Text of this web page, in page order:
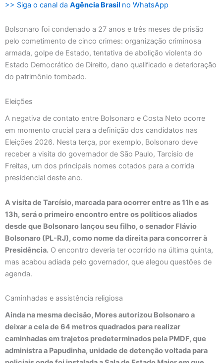
>> Siga o canal da Agência Brasil no WhatsApp
Bolsonaro foi condenado a 27 anos e três meses de prisão
pelo cometimento de cinco crimes: organização criminosa
armada, golpe de Estado, tentativa de abolição violenta do
Estado Democrático de Direito, dano qualificado e deterioração
do patrimônio tombado.
Eleições
A negativa de contato entre Bolsonaro e Costa Neto ocorre
em momento crucial para a definição dos candidatos nas
Eleições 2026. Nesta terça, por exemplo, Bolsonaro deve
receber a visita do governador de São Paulo, Tarcísio de
Freitas, um dos principais nomes cotados para a corrida
presidencial deste ano.
A visita de Tarcísio, marcada para ocorrer entre as 11h e as
13h, será o primeiro encontro entre os políticos aliados
desde que Bolsonaro lançou seu filho, o senador Flávio
Bolsonaro (PL-RJ), como nome da direita para concorrer à
Presidência. O encontro deveria ter ocorrido na última quinta,
mas acabou adiada pelo governador, que alegou questões de
agenda.
Caminhadas e assistência religiosa
Ainda na mesma decisão, Mores autorizou Bolsonaro a
deixar a cela de 64 metros quadrados para realizar
caminhadas em trajetos predeterminados pela PMDF, que
administra a Papudinha, unidade de detenção voltada para